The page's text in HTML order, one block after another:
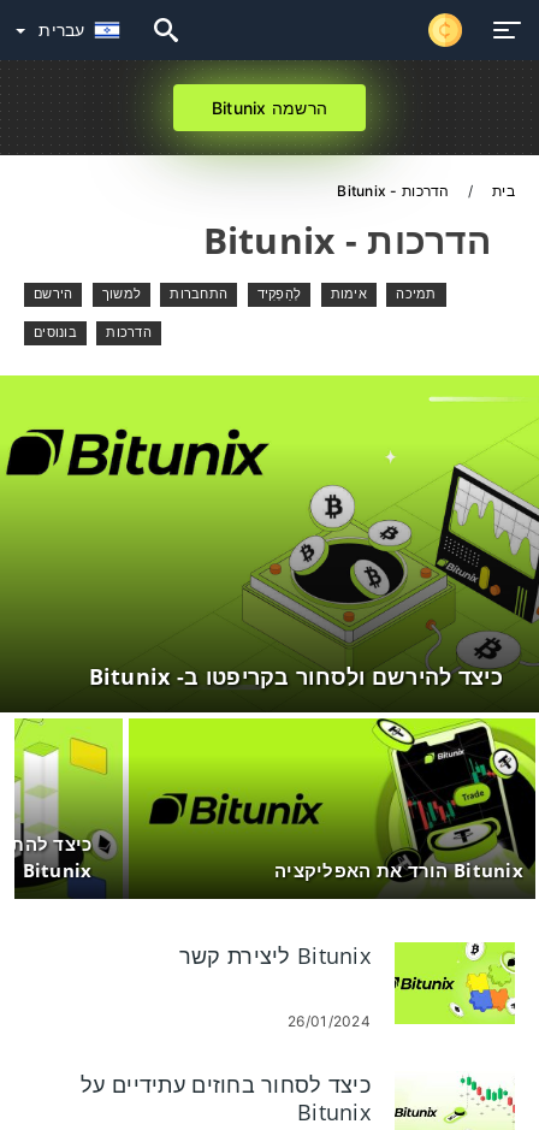
עברית
הרשמה Bitunix
בית הדרכות - Bitunix
הדרכות - Bitunix
תמיכה אימות לְהַפְקִיד התחברות למשוך הירשם
הדרכות בונוסים
כיצד להירשם ולסחור בקריפטו ב- Bitunix
Bitunix הורד את האפליקציה
כיצד
Bitunix
Bitunix ליצירת קשר
26/01/2024
כיצד לסחור בחוזים עתידיים על
Bitunix